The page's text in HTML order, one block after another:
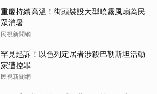
重慶持續高溫！街頭裝設大型噴霧風扇為民
眾消暑
民視新聞網
罕見起訴！以色列定居者涉殺巴勒斯坦活動
家遭控罪
民視新聞網